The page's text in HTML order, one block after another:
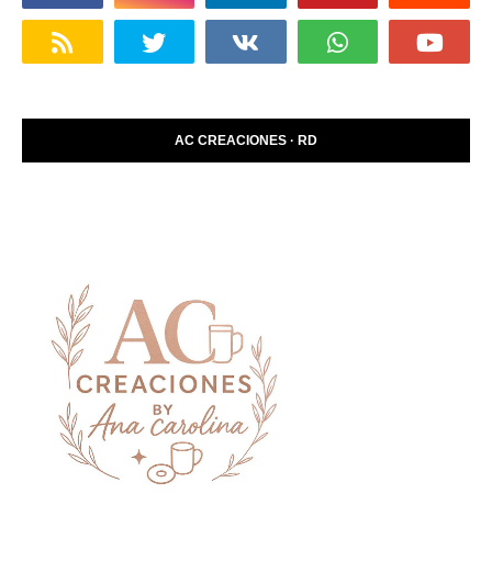
AC CREACIONES · RD